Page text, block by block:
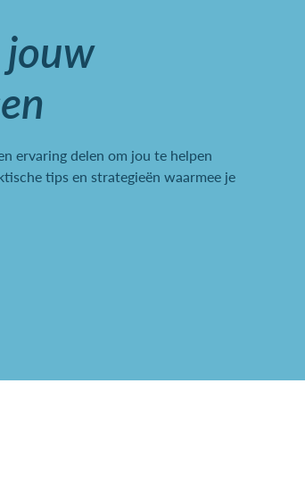
ervaring delen om jou te helpen
tips en strategieën waarmee je